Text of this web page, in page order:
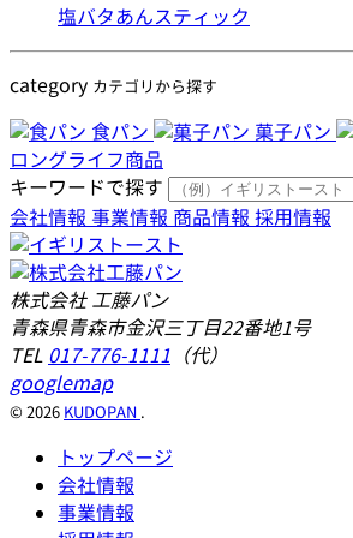
塩バタあんスティック
category カテゴリから探す
食パン 菓子パン
ロングライフ商品
キーワードで探す
会社情報 事業情報 商品情報 採用情報
株式会社 工藤パン
青森県青森市金沢三丁目22番地1号
TEL 017-776-1111 （代）
googlemap
© 2026 KUDOPAN .
トップページ
会社情報
事業情報